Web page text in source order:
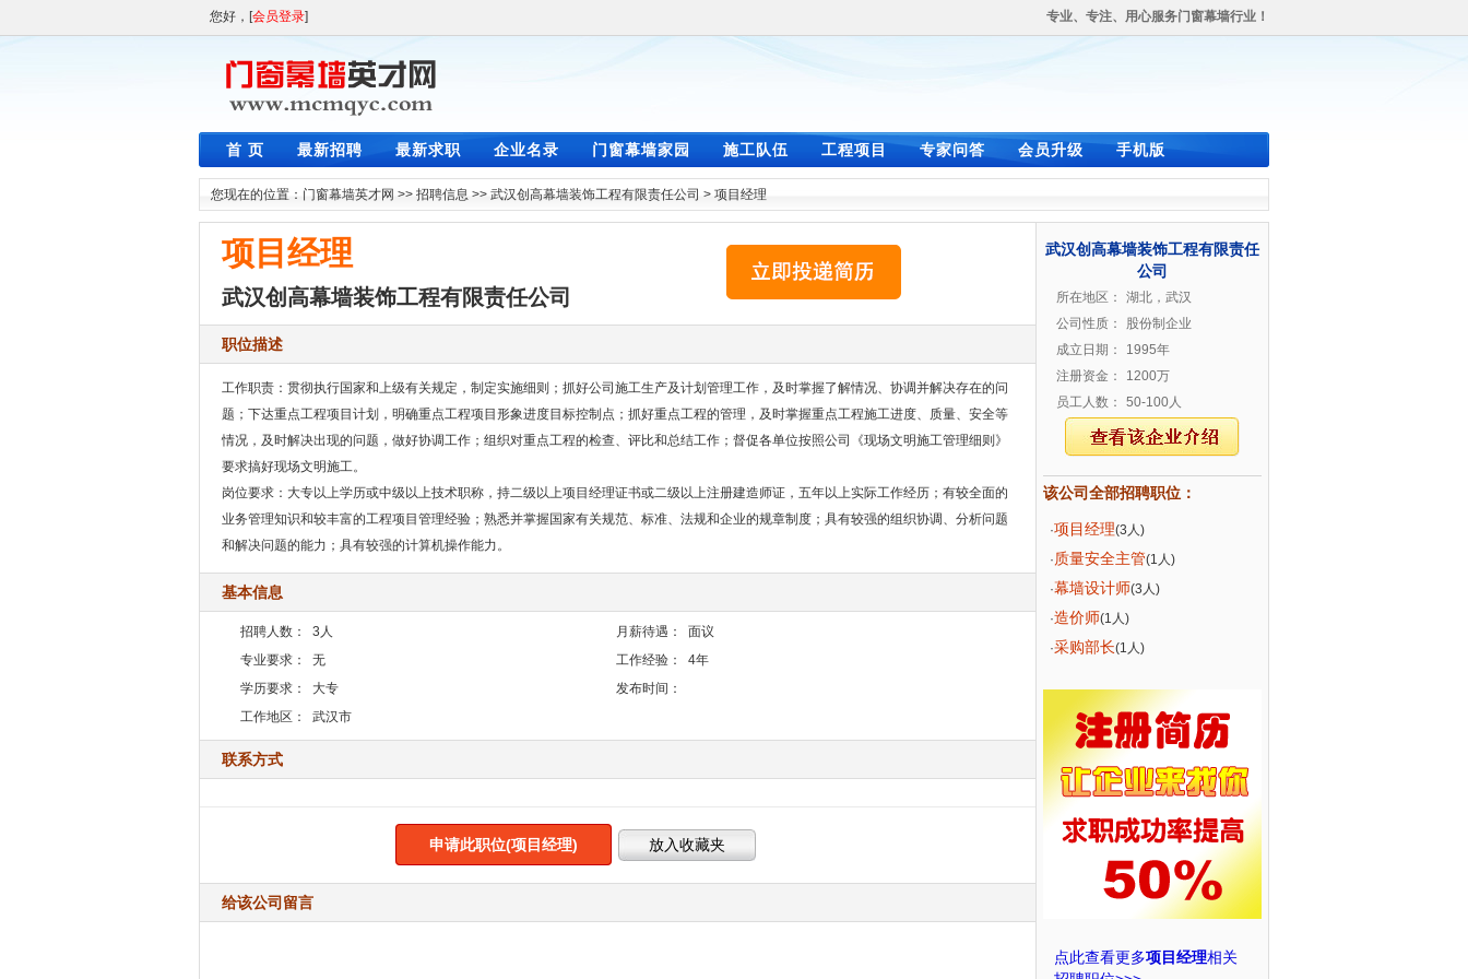
您好，[会员登录] 专业、专注、用心服务门窗幕墙行业！
首 页 最新招聘 最新求职 企业名录 门窗幕墙家园 施工队伍 工程项目 专家问答 会员升级 手机版
您现在的位置： 门窗幕墙英才网 >> 招聘信息 >> 武汉创高幕墙装饰工程有限责任公司 > 项目经理
项目经理
武汉创高幕墙装饰工程有限责任公司
职位描述
工作职责：贯彻执行国家和上级有关规定，制定实施细则；抓好公司施工生产及计划管理工作，及时掌握了解情况、协调并解决存在的问
题；下达重点工程项目计划，明确重点工程项目形象进度目标控制点；抓好重点工程的管理，及时掌握重点工程施工进度、质量、安全等
情况，及时解决出现的问题，做好协调工作；组织对重点工程的检查、评比和总结工作；督促各单位按照公司《现场文明施工管理细则》
要求搞好现场文明施工。
岗位要求：大专以上学历或中级以上技术职称，持二级以上项目经理证书或二级以上注册建造师证，五年以上实际工作经历；有较全面的
业务管理知识和较丰富的工程项目管理经验；熟悉并掌握国家有关规范、标准、法规和企业的规章制度；具有较强的组织协调、分析问题
和解决问题的能力；具有较强的计算机操作能力。
基本信息
招聘人数： 3人 月薪待遇：
面议
专业要求：
无 工作经验：
4年
学历要求：
大专
发布时间：
工作地区：
武汉市
联系方式
申请此职位(项目经理)
给该公司留言
武汉创高幕墙装饰工程有限责任
公司
所在地区：
湖北，武汉
公司性质：
股份制企业
成立日期：
1995年
注册资金：
1200万
员工人数：
50-100人
该公司全部招聘职位：
·项目经理(3人)
· 质量安全主管(1人)
·幕墙设计师(3人)
·造价师(1人)
·采购部长(1人)
点此查看更多项目经理相关